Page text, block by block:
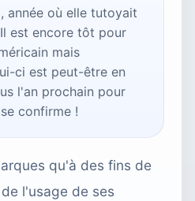
année où elle tutoyait
est encore tôt pour
mais
ci est peut-être en
l'an prochain pour
confirme !
qu'à des fins de
l'usage de ses